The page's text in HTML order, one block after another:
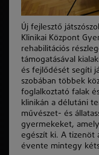
Új fejlesztő
Klinikai Központ
rehabilitációs
támogatásával
és fejlődését segíti
szobában többek
foglalkoztató falak
klinikán a délutáni
művészet- és
gyermekeket,
egészít ki. A tizenöt
évente mintegy